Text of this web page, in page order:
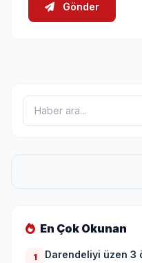
Gönder
En Çok Okunan
1 Darendeliyi üzen 3